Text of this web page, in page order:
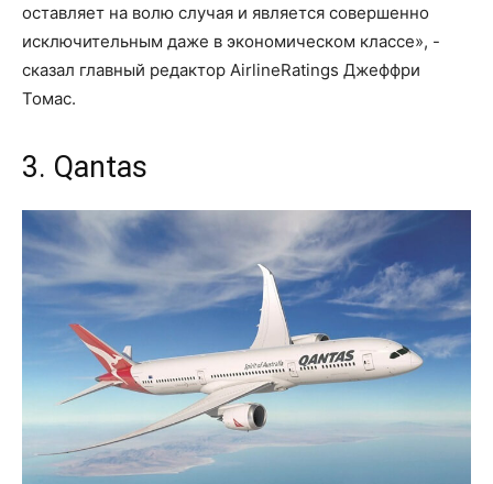
оставляет на волю случая и является совершенно
исключительным даже в экономическом классе», -
сказал главный редактор AirlineRatings Джеффри
Томас.
3. Qantas